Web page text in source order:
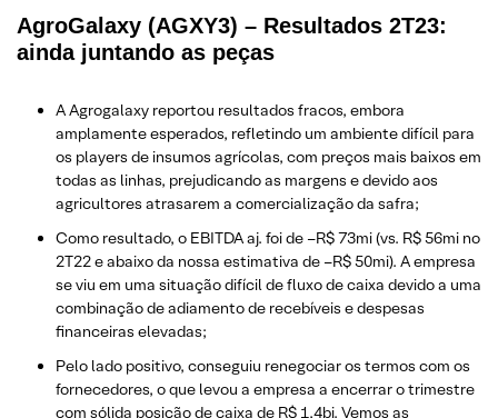
AgroGalaxy (AGXY3) – Resultados 2T23:
ainda juntando as peças
A Agrogalaxy reportou resultados fracos, embora
amplamente esperados, refletindo um ambiente difícil para
os players de insumos agrícolas, com preços mais baixos em
todas as linhas, prejudicando as margens e devido aos
agricultores atrasarem a comercialização da safra;
Como resultado, o EBITDA aj. foi de –R$ 73mi (vs. R$ 56mi no
2T22 e abaixo da nossa estimativa de –R$ 50mi). A empresa
se viu em uma situação difícil de fluxo de caixa devido a uma
combinação de adiamento de recebíveis e despesas
financeiras elevadas;
Pelo lado positivo, conseguiu renegociar os termos com os
fornecedores, o que levou a empresa a encerrar o trimestre
com sólida posição de caixa de R$ 1,4bi. Vemos as